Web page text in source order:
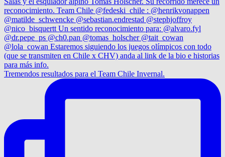
Tremendos resultados para el Team Chile Invernal.